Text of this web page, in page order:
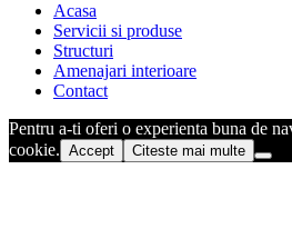
Acasa
Servicii si produse
Structuri
Amenajari interioare
Contact
Pentru a-ti oferi o experienta buna de
cookie. Accept Citeste mai multe